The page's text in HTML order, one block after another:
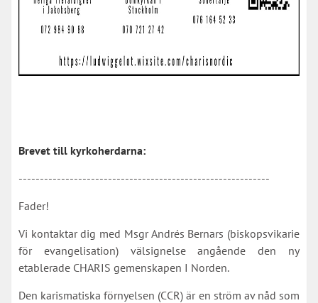
Brevet till kyrkoherdarna:
-----------------------------------------------------------
Fader!
Vi kontaktar dig med Msgr Andrés Bernars (biskopsvikarie
för evangelisation) välsignelse angående den ny
etablerade CHARIS gemenskapen I Norden.
Den karismatiska förnyelsen (CCR) är en ström av nåd som